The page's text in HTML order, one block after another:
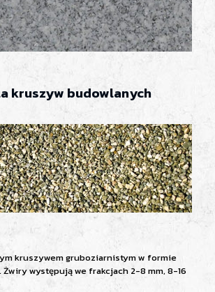
kruszyw budowlanych
kruszywem gruboziarnistym w formie
Żwiry występują we frakcjach 2-8 mm, 8-16